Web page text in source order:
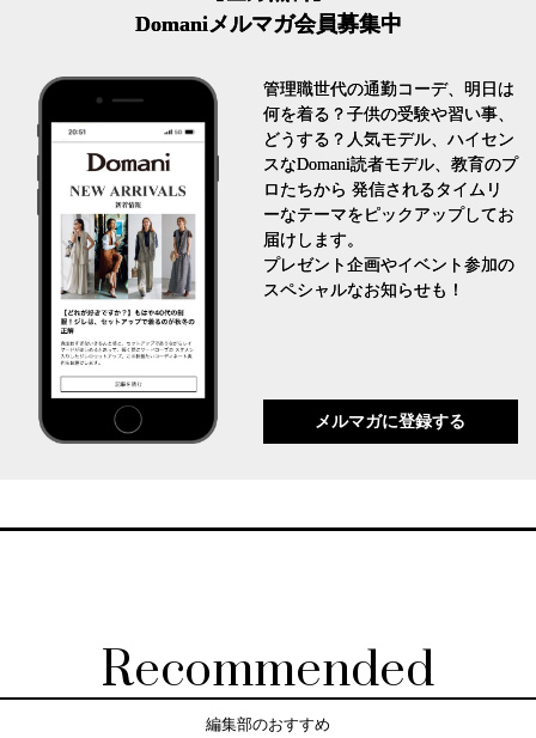
Domaniメルマガ会員募集中
管理職世代の通勤コーデ、明日は
何を着る？子供の受験や習い事、
どうする？人気モデル、ハイセン
スなDomani読者モデル、教育のプ
ロたちから 発信されるタイムリ
ーなテーマをピックアップしてお
届けします。
プレゼント企画やイベント参加の
スペシャルなお知らせも！
メルマガに登録する
Recommended
編集部のおすすめ